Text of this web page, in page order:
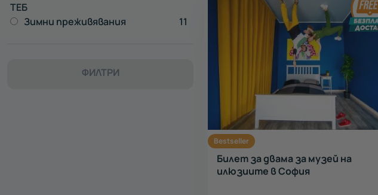
ТЕБ
Зимни преживявания 11
ФИЛТРИ
Bestseller
Билет за двама за музей на
илюзиите в София